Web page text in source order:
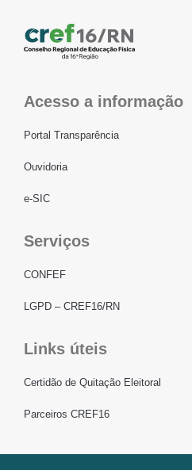
Acesso a informação
Portal Transparência
Ouvidoria
e-SIC
Serviços
CONFEF
LGPD – CREF16/RN
Links úteis
Certidão de Quitação Eleitoral
Parceiros CREF16